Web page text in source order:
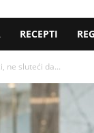
RECEPTI
ne sluteći da...